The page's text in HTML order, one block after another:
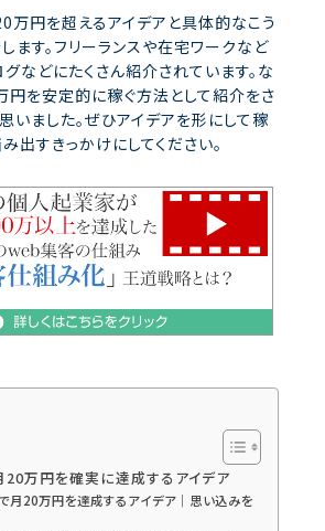
万円を超えるアイデアと具体的なこう
ます。フリーランスや在宅ワークなど
などにたくさん紹介されています。な
円を安定的に稼ぐ方法として紹介をさ
いました。ぜひアイデアを形にして稼
出すきっかけにしてください。
20万円を確実に達成するアイデア
月20万円を達成するアイデア｜思い込みを